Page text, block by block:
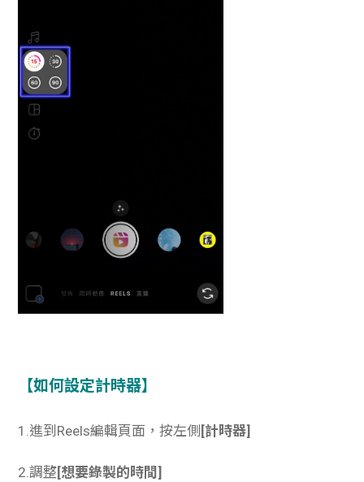
【如何設定計時器】
1.進到Reels編輯頁面，按左側 [計時器]
2.調整[想要錄製的時間]